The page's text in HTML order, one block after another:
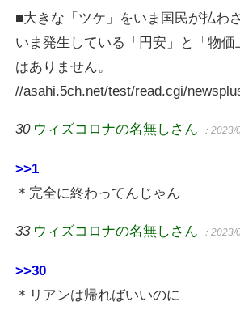
■大きな「ツケ」をいま国民が払わ
いま発生している「円安」と「物
はありません。
//asahi.5ch.net/test/read.cgi/
30 ウィズコロナの名無しさん ：
>>1
＊完全に終わってんじゃん
33 ウィズコロナの名無しさん ：
>>30
＊リアンは帰ればいいのに